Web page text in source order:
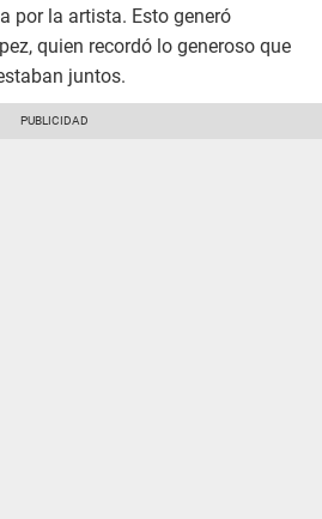
por la artista. Esto generó
quien recordó lo generoso que
juntos.